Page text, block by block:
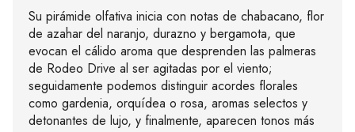
Su pirámide olfativa inicia con notas de chabacano, flor
de azahar del naranjo, durazno y bergamota, que
evocan el cálido aroma que desprenden las palmeras
de Rodeo Drive al ser agitadas por el viento;
seguidamente podemos distinguir acordes florales
como gardenia, orquídea o rosa, aromas selectos y
detonantes de lujo, y finalmente, aparecen tonos más